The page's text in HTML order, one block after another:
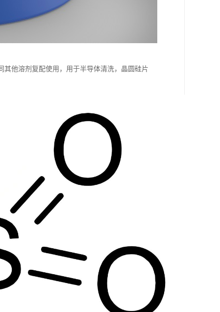
他溶剂复配使用，用于半导体清洗，晶圆硅片